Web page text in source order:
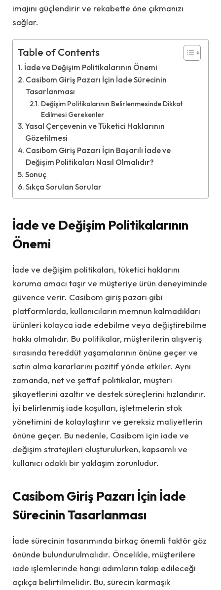
imajını güçlendirir ve rekabette öne çıkmanızı
sağlar.
Table of Contents
İade ve Değişim Politikalarının Önemi
Casibom Giriş Pazarı İçin İade Sürecinin
Tasarlanması
Değişim Politikalarının Belirlenmesinde Dikkat
Edilmesi Gerekenler
Yasal Çerçevenin ve Tüketici Haklarının
Gözetilmesi
Casibom Giriş Pazarı İçin Başarılı İade ve
Değişim Politikaları Nasıl Olmalıdır?
Sonuç
Sıkça Sorulan Sorular
İade ve Değişim Politikalarının
Önemi
İade ve değişim politikaları, tüketici haklarını
koruma amacı taşır ve müşteriye ürün deneyiminde
güvence verir. Casibom giriş pazarı gibi
platformlarda, kullanıcıların memnun kalmadıkları
ürünleri kolayca iade edebilme veya değiştirebilme
hakkı olmalıdır. Bu politikalar, müşterilerin alışveriş
sırasında tereddüt yaşamalarının önüne geçer ve
satın alma kararlarını pozitif yönde etkiler. Aynı
zamanda, net ve şeffaf politikalar, müşteri
şikayetlerini azaltır ve destek süreçlerini hızlandırır.
İyi belirlenmiş iade koşulları, işletmelerin stok
yönetimini de kolaylaştırır ve gereksiz maliyetlerin
önüne geçer. Bu nedenle, Casibom için iade ve
değişim stratejileri oluşturulurken, kapsamlı ve
kullanıcı odaklı bir yaklaşım zorunludur.
Casibom Giriş Pazarı İçin İade
Sürecinin Tasarlanması
İade sürecinin tasarımında birkaç önemli faktör göz
önünde bulundurulmalıdır. Öncelikle, müşterilere
iade işlemlerinde hangi adımların takip edileceği
açıkça belirtilmelidir. Bu, sürecin karmaşık